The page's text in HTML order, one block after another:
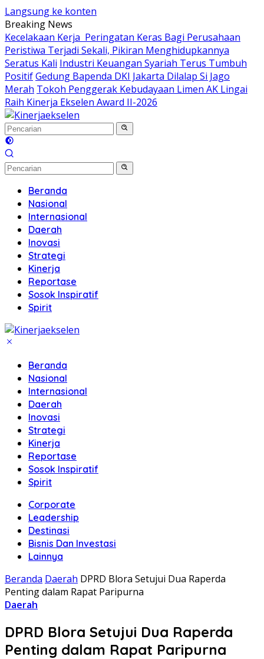
Langsung ke konten
Breaking News
Kecelakaan Kerja Peringatan Keras Bagi Perusahaan
Peristiwa Terjadi Sekali, Pikiran Menghidupkannya
Seratus Kali Industri Keuangan Syariah Terus Tumbuh
PositifGedung Bapenda DKI Jakarta Dilalap Si Jago
Merah Tokoh Penggerak Kebudayaan Limen AK Lingai
Raih Kinerja Ekselen Award II-2026
Beranda
Nasional
Internasional
Daerah
Inovasi
Strategi
Kinerja
Reportase
Sosok Inspiratif
Spirit
Beranda
Nasional
Internasional
Daerah
Inovasi
Strategi
Kinerja
Reportase
Sosok Inspiratif
Spirit
Corporate
Leadership
Destinasi
Bisnis Dan Investasi
Lainnya
Beranda Daerah DPRD Blora Setujui Dua Raperda
Penting dalam Rapat Paripurna
Daerah
DPRD Blora Setujui Dua Raperda
Penting dalam Rapat Paripurna